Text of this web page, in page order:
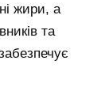
жири, а
та